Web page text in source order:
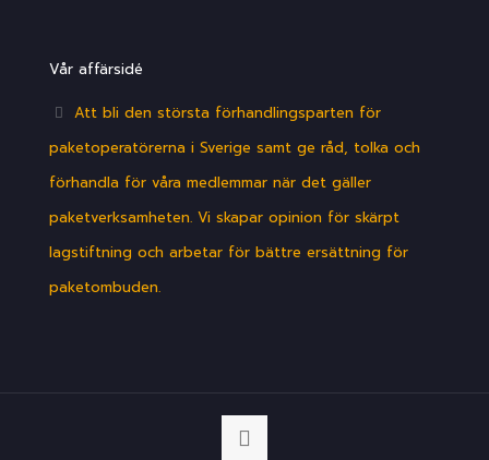
Vår affärsidé
Att bli den största förhandlingsparten för
paketoperatörerna i Sverige samt ge råd, tolka och
förhandla för våra medlemmar när det gäller
paketverksamheten. Vi skapar opinion för skärpt
lagstiftning och arbetar för bättre ersättning för
paketombuden.